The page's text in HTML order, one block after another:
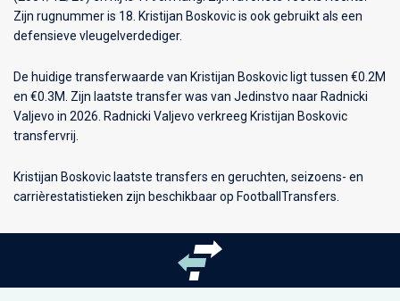
Zijn rugnummer is 18. Kristijan Boskovic is ook gebruikt als een
defensieve vleugelverdediger.
De huidige transferwaarde van Kristijan Boskovic ligt tussen €0.2M
en €0.3M. Zijn laatste transfer was van Jedinstvo naar Radnicki
Valjevo in 2026. Radnicki Valjevo verkreeg Kristijan Boskovic
transfervrij.
Kristijan Boskovic laatste transfers en geruchten, seizoens- en
carrièrestatistieken zijn beschikbaar op FootballTransfers.